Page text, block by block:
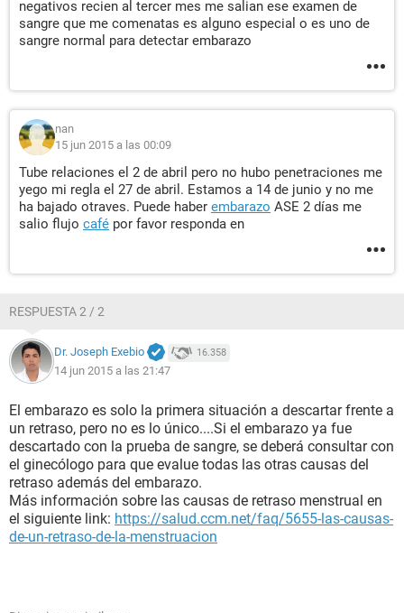
negativos recien al tercer mes me salian ese examen de
sangre que me comenatas es alguno especial o es uno de
sangre normal para detectar embarazo
nan
15 jun 2015 a las 00:09
Tube relaciones el 2 de abril pero no hubo penetraciones me
yego mi regla el 27 de abril. Estamos a 14 de junio y no me
ha bajado otraves. Puede haber embarazo ASE 2 días me
salio flujo café por favor responda en
RESPUESTA 2 / 2
Dr. Joseph Exebio 16.358
14 jun 2015 a las 21:47
El embarazo es solo la primera situación a descartar frente a
un retraso, pero no es lo único....Si el embarazo ya fue
descartado con la prueba de sangre, se deberá consultar con
el ginecólogo para que evalue todas las otras causas del
retraso además del embarazo.
Más información sobre las causas de retraso menstrual en
el siguiente link: https://salud.ccm.net/faq/5655-las-causas-
de-un-retraso-de-la-menstruacion